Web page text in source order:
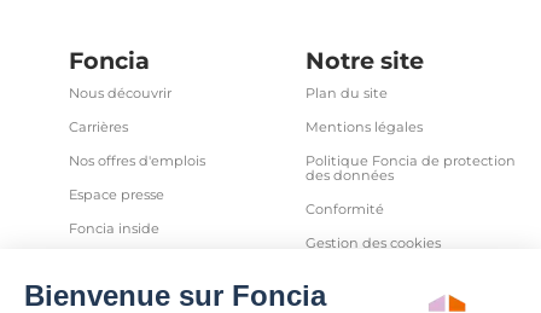
Foncia
Nous découvrir
Carrières
Nos offres d'emplois
Espace presse
Foncia inside
Partenaires
Notre site
Plan du site
Mentions légales
Politique Foncia de protection
des données
Conformité
Gestion des cookies
et autres traceurs